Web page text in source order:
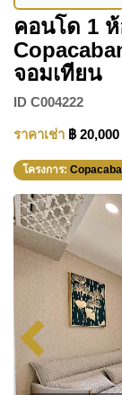
คอนโด 1
จอมเทียน
ID C004222
ราคาเช่า ฿ 20,000
โครงการ: